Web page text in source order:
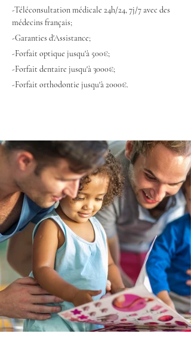
-Téléconsultation médicale 24h/24, 7j/7 avec des
médecins français;
-Garanties d'Assistance;
-Forfait optique jusqu'à 500€;
-Forfait dentaire jusqu'à 3000€;
-Forfait orthodontie jusqu'à 2000€.